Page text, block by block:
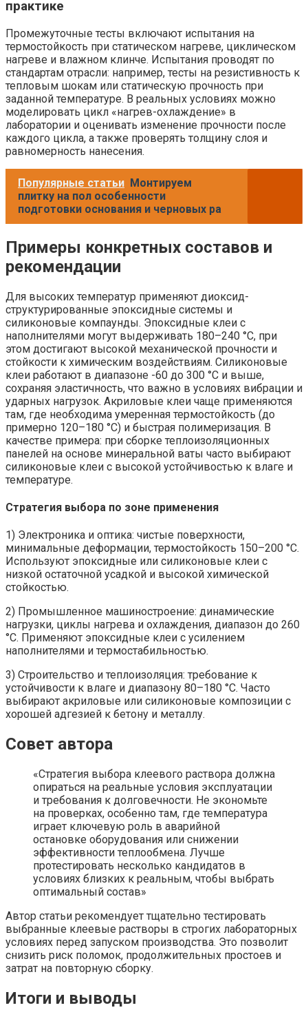
практике
Промежуточные тесты включают испытания на
термостойкость при статическом нагреве, циклическом
нагреве и влажном клинче. Испытания проводят по
стандартам отрасли: например, тесты на резистивность к
тепловым шокам или статическую прочность при
заданной температуре. В реальных условиях можно
моделировать цикл «нагрев-охлаждение» в
лаборатории и оценивать изменение прочности после
каждого цикла, а также проверять толщину слоя и
равномерность нанесения.
Популярные статьи Монтируем
плитку на пол особенности
подготовки основания и черновых ра
Примеры конкретных составов и
рекомендации
Для высоких температур применяют диоксид-
структурированные эпоксидные системы и
силиконовые компаунды. Эпоксидные клеи с
наполнителями могут выдерживать 180–240 °C, при
этом достигают высокой механической прочности и
стойкости к химическим воздействиям. Силиконовые
клеи работают в диапазоне -60 до 300 °C и выше,
сохраняя эластичность, что важно в условиях вибрации и
ударных нагрузок. Акриловые клеи чаще применяются
там, где необходима умеренная термостойкость (до
примерно 120–180 °C) и быстрая полимеризация. В
качестве примера: при сборке теплоизоляционных
панелей на основе минеральной ваты часто выбирают
силиконовые клеи с высокой устойчивостью к влаге и
температуре.
Стратегия выбора по зоне применения
1) Электроника и оптика: чистые поверхности,
минимальные деформации, термостойкость 150–200 °C.
Используют эпоксидные или силиконовые клеи с
низкой остаточной усадкой и высокой химической
стойкостью.
2) Промышленное машиностроение: динамические
нагрузки, циклы нагрева и охлаждения, диапазон до 260
°C. Применяют эпоксидные клеи с усилением
наполнителями и термостабильностью.
3) Строительство и теплоизоляция: требование к
устойчивости к влаге и диапазону 80–180 °C. Часто
выбирают акриловые или силиконовые композиции с
хорошей адгезией к бетону и металлу.
Совет автора
«Стратегия выбора клеевого раствора должна
опираться на реальные условия эксплуатации
и требования к долговечности. Не экономьте
на проверках, особенно там, где температура
играет ключевую роль в аварийной
остановке оборудования или снижении
эффективности теплообмена. Лучше
протестировать несколько кандидатов в
условиях близких к реальным, чтобы выбрать
оптимальный состав»
Автор статьи рекомендует тщательно тестировать
выбранные клеевые растворы в строгих лабораторных
условиях перед запуском производства. Это позволит
снизить риск поломок, продолжительных простоев и
затрат на повторную сборку.
Итоги и выводы